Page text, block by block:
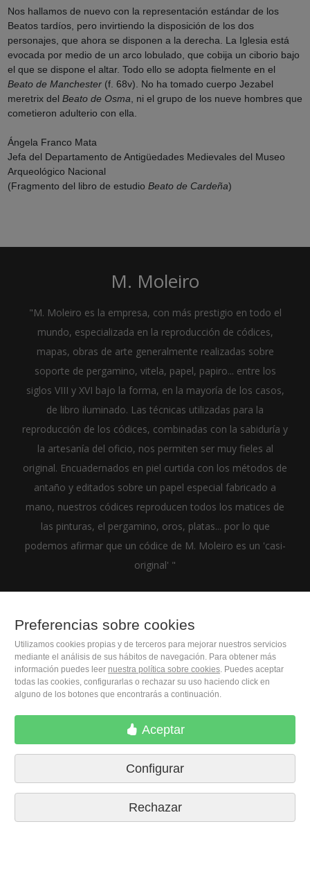
Nos hallamos de nuevo con la representación estándar de los
Beatos tardíos, pero invirtiendo la disposición de los dos
personajes, que ahora se disponen a la derecha. La Iglesia está
evocada por medio de un arco lobulado, que cobija un ciborio bajo
el que se dispone el altar. Todo ello se adopta fielmente en el
Beato de Manchester(f. 68v). No ha tomado cuerpo Jezabel
meretrix del Beato de Osma, ni el grupo de los nueve hombres que
cometieron adulterio con ella.
Ángela Franco Mata
Jefa del Departamento de Antigüedades Medievales del Museo
Arqueológico Nacional
(Fragmento del libro de estudio Beato de Cardeña)
M. Moleiro
"M. Moleiro es la empresa, con más prestigio en todo el
mundo, especializada en la reproducción de códices,
mapas, obras de arte generalmente realizadas sobre
soporte de pergamino, vitela, papel, papiro... entre los
siglos VIII y XVI bajo la forma, en la mayoría de los casos,
de libro iluminado. Las técnicas utilizadas para la
reproducción de los códices, combinadas con la sabiduría y
la artesanía del oficio, nos permiten ser muy fieles al
original. Encuadernados en piel curtida con los métodos de
antaño y editados sobre un papel especial fabricado a
mano, nuestros códices reproducen todos los matices de
las pinturas, el pergamino, oros, platas... por lo que
podemos afirmar que un códice de M. Moleiro es un 'casi-
original' "
(+34) 932 402 091
M. Moleiro Editor, S.A.
Travesera de Gracia, 17
Preferencias sobre cookies
Utilizamos cookies propias y de terceros para mejorar nuestros servicios
mediante el análisis de sus hábitos de navegación. Para obtener más
información puedes leer nuestra política sobre cookies. Puedes aceptar
todas las cookies, configurarlas o rechazar su uso haciendo click en
alguno de los botones que encontrarás a continuación.
Aceptar
Configurar
Rechazar